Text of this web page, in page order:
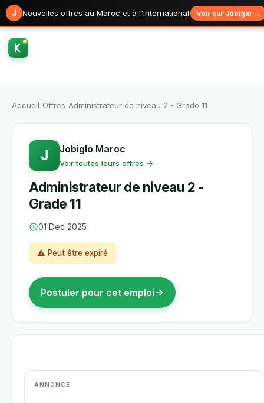
J Nouvelles offres au Maroc et à l'international Voir sur Jobiglo →
Accueil Offres Administrateur de niveau 2 - Grade 11
J Jobiglo Maroc
Voir toutes leurs offres →
Administrateur de niveau 2 -
Grade 11
01 Dec 2025
⚠ Peut être expiré
Postuler pour cet emploi